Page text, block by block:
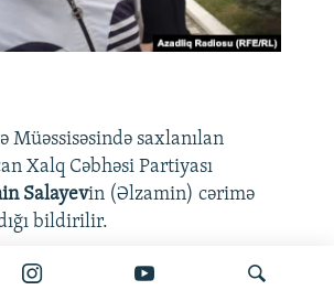
Müəssisəsində saxlanılan
Xalq Cəbhəsi Partiyası
Salayevin (Əlzamin) cərimə
bildirilir.